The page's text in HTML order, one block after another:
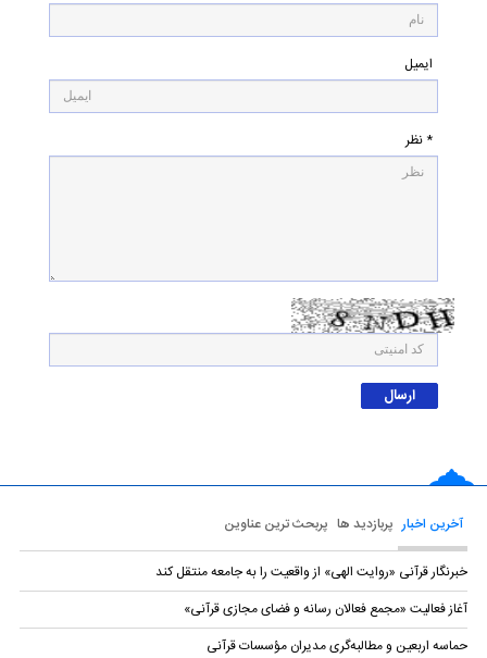
ایمیل
* نظر
آخرین اخبار پربازدید ها پربحث ترین عناوین
خبرنگار قرآنی «روایت الهی» از واقعیت را به جامعه منتقل کند
آغاز فعالیت «مجمع فعالان رسانه و فضای مجازی قرآنی»
حماسه اربعین و مطالبه‌گری مدیران مؤسسات قرآنی